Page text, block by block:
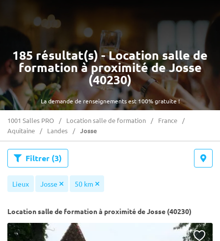
La demande de renseignements est 100% gratuite !
185 résultat(s) - Location salle de
formation à proximité de Josse
(40230)
1001 Salles PRO Location salle de formation
France
Aquitaine
Landes Josse
Filtrer (3)
Lieux Josse 50 km
Location salle de formation à proximité de Josse (40230)